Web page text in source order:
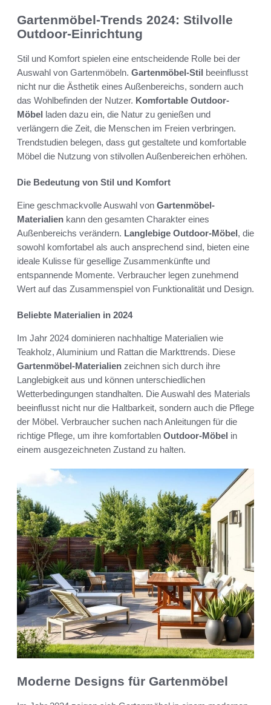
Gartenmöbel-Trends 2024: Stilvolle
Outdoor-Einrichtung
Stil und Komfort spielen eine entscheidende Rolle bei der
Auswahl von Gartenmöbeln. Gartenmöbel-Stil beeinflusst
nicht nur die Ästhetik eines Außenbereichs, sondern auch
das Wohlbefinden der Nutzer. Komfortable Outdoor-
Möbel laden dazu ein, die Natur zu genießen und
verlängern die Zeit, die Menschen im Freien verbringen.
Trendstudien belegen, dass gut gestaltete und komfortable
Möbel die Nutzung von stilvollen Außenbereichen erhöhen.
Die Bedeutung von Stil und Komfort
Eine geschmackvolle Auswahl von Gartenmöbel-
Materialien kann den gesamten Charakter eines
Außenbereichs verändern. Langlebige Outdoor-Möbel, die
sowohl komfortabel als auch ansprechend sind, bieten eine
ideale Kulisse für gesellige Zusammenkünfte und
entspannende Momente. Verbraucher legen zunehmend
Wert auf das Zusammenspiel von Funktionalität und Design.
Beliebte Materialien in 2024
Im Jahr 2024 dominieren nachhaltige Materialien wie
Teakholz, Aluminium und Rattan die Markttrends. Diese
Gartenmöbel-Materialien zeichnen sich durch ihre
Langlebigkeit aus und können unterschiedlichen
Wetterbedingungen standhalten. Die Auswahl des Materials
beeinflusst nicht nur die Haltbarkeit, sondern auch die Pflege
der Möbel. Verbraucher suchen nach Anleitungen für die
richtige Pflege, um ihre komfortablen Outdoor-Möbel in
einem ausgezeichneten Zustand zu halten.
Moderne Designs für Gartenmöbel